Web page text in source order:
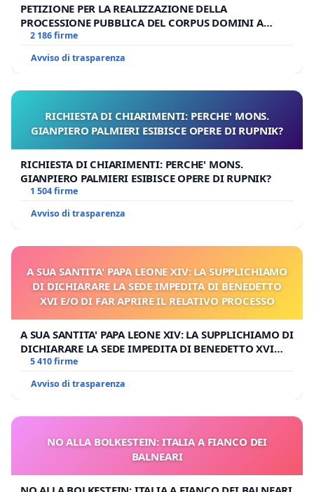
PETIZIONE PER LA REALIZZAZIONE DELLA
PROCESSIONE PUBBLICA DEL CORPUS DOMINI A
MILANO
2 186 firme
Avviso di trasparenza
RICHIESTA DI CHIARIMENTI: PERCHE' MONS.
GIANPIERO PALMIERI ESIBISCE OPERE DI RUPNIK?
RICHIESTA DI CHIARIMENTI: PERCHE' MONS.
GIANPIERO PALMIERI ESIBISCE OPERE DI RUPNIK?
1 504 firme
Avviso di trasparenza
A SUA SANTITA' PAPA LEONE XIV: LA SUPPLICHIAMO
DI DICHIARARE LA SEDE IMPEDITA DI BENEDETTO
XVI E/O DI FAR APRIRE IL RELATIVO PROCESSO
A SUA SANTITA' PAPA LEONE XIV: LA SUPPLICHIAMO DI
DICHIARARE LA SEDE IMPEDITA DI BENEDETTO XVI
E/O DI FAR APRIRE IL RELATIVO PROCESSO
5 410 firme
Avviso di trasparenza
NO ALLA BOLKESTEIN: ITALIA A FIANCO DEI
BALNEARI